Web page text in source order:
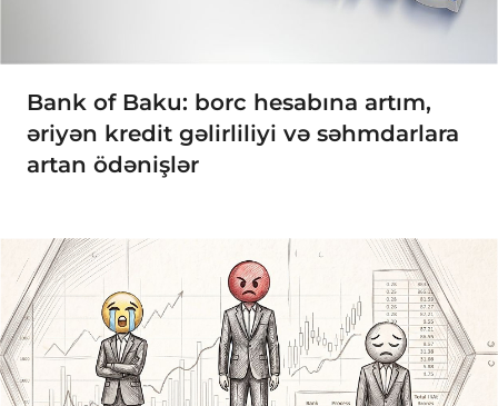
Bank of Baku: borc hesabına artım,
əriyən kredit gəlirliliyi və səhmdarlara
artan ödənişlər